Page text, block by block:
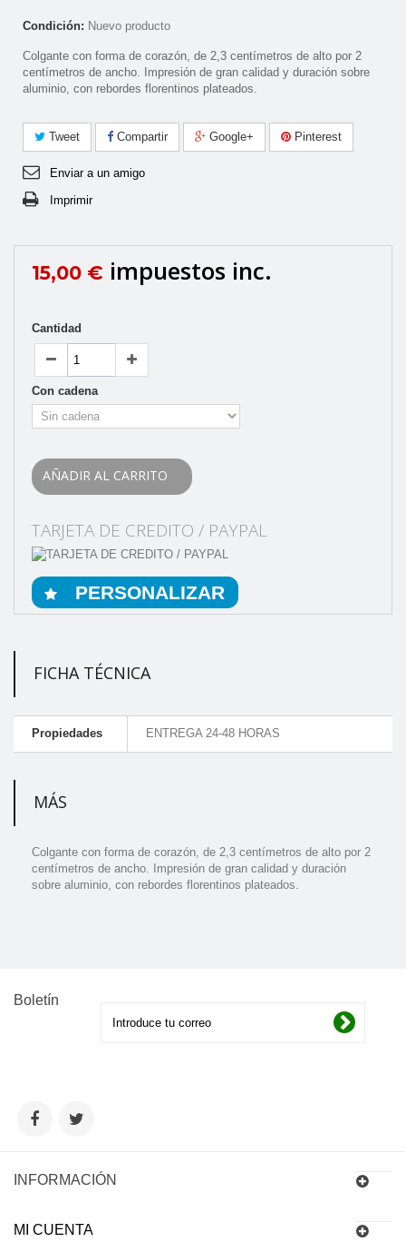
Condición: Nuevo producto
Colgante con forma de corazón, de 2,3 centí­metros de alto por 2
centí­metros de ancho. Impresión de gran calidad y duración sobre
aluminio, con rebordes florentinos plateados.
Tweet Compartir Google+ Pinterest
Enviar a un amigo
Imprimir
15,00 € impuestos inc.
Cantidad
Con cadena
AÑADIR AL CARRITO
TARJETA DE CREDITO / PAYPAL
PERSONALIZAR
FICHA TÉCNICA
Propiedades ENTREGA 24-48 HORAS
MÁS
Colgante con forma de corazón, de 2,3 centí­metros de alto por 2
centí­metros de ancho. Impresión de gran calidad y duración
sobre aluminio, con rebordes florentinos plateados.
Boletín
INFORMACIÓN
MI CUENTA